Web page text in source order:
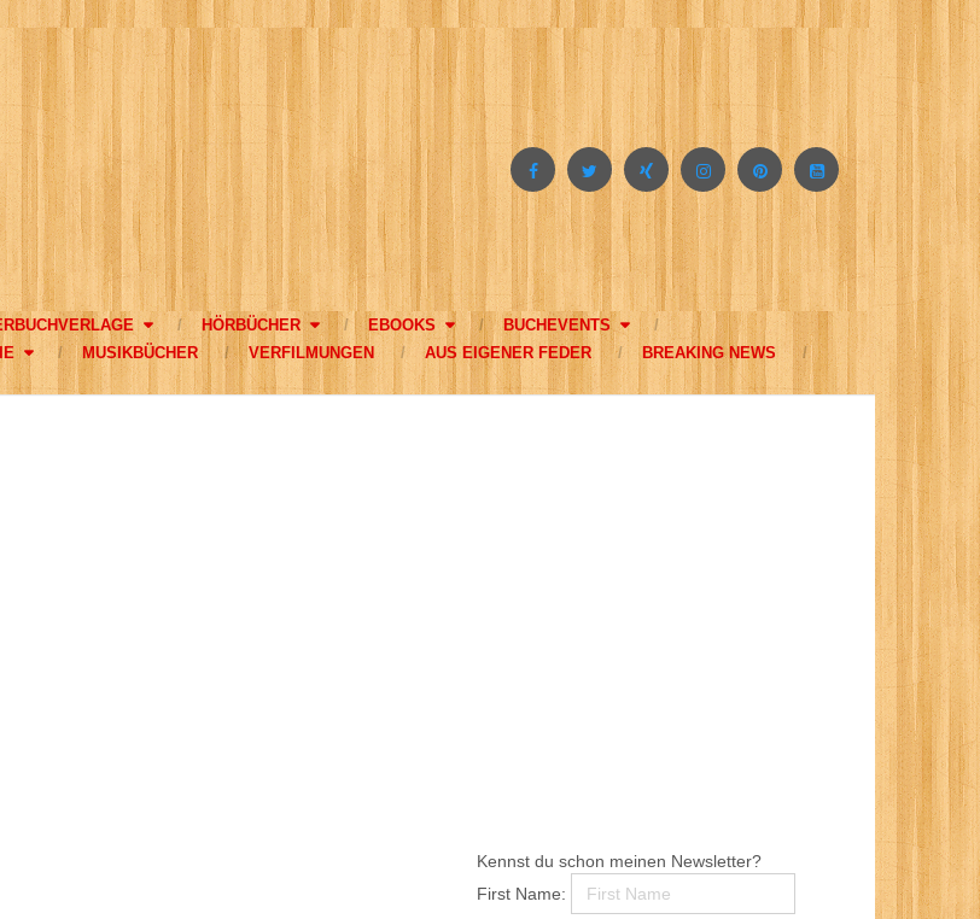
HÖRBÜCHER EBOOKS
BUCHEVENTS
MUSIKBÜCHER VERFILMUNGEN AUS EIGENER FEDER
BREAKING NEWS
Kennst du schon meinen Newsletter?
First Name: